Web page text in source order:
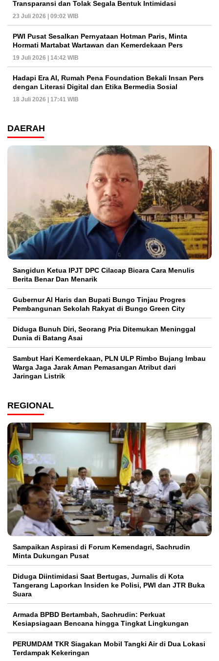
Transparansi dan Tolak Segala Bentuk Intimidasi
23 Juli 2026 | 09:02 WIB
PWI Pusat Sesalkan Pernyataan Hotman Paris, Minta
Hormati Martabat Wartawan dan Kemerdekaan Pers
19 Juli 2026 | 14:42 WIB
Hadapi Era AI, Rumah Pena Foundation Bekali Insan Pers
dengan Literasi Digital dan Etika Bermedia Sosial
18 Juli 2026 | 17:41 WIB
DAERAH
Sangidun Ketua IPJT DPC Cilacap Bicara Cara Menulis
Berita Benar Dan Menarik
​Gubernur Al Haris dan Bupati Bungo Tinjau Progres
Pembangunan Sekolah Rakyat di Bungo Green City
Diduga Bunuh Diri, Seorang Pria Ditemukan Meninggal
Dunia di Batang Asai
Sambut Hari Kemerdekaan, PLN ULP Rimbo Bujang Imbau
Warga Jaga Jarak Aman Pemasangan Atribut dari
Jaringan Listrik​
REGIONAL
Sampaikan Aspirasi di Forum Kemendagri, Sachrudin
Minta Dukungan Pusat
Diduga Diintimidasi Saat Bertugas, Jurnalis di Kota
Tangerang Laporkan Insiden ke Polisi, PWI dan JTR Buka
Suara
Armada BPBD Bertambah, Sachrudin: Perkuat
Kesiapsiagaan Bencana hingga Tingkat Lingkungan
PERUMDAM TKR Siagakan Mobil Tangki Air di Dua Lokasi
Terdampak Kekeringan